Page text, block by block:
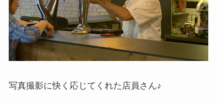
写真撮影に快く応じてくれた店員さん♪